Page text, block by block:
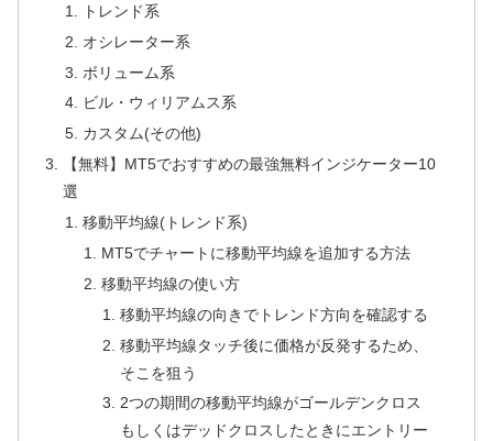
トレンド系
オシレーター系
ボリューム系
ビル・ウィリアムス系
カスタム(その他)
【無料】MT5でおすすめの最強無料インジケーター10
選
移動平均線(トレンド系)
MT5でチャートに移動平均線を追加する方法
移動平均線の使い方
移動平均線の向きでトレンド方向を確認する
移動平均線タッチ後に価格が反発するため、
そこを狙う
2つの期間の移動平均線がゴールデンクロス
もしくはデッドクロスしたときにエントリー